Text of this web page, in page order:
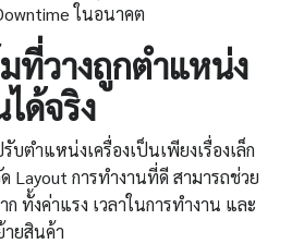
ในอนาคต
ที่วางถูกตำแหน่ง
ด้จริง
บตำแหน่งเครื่องเป็นเพียงเรื่องเล็ก
Layout การทำงานที่ดี สามารถช่วย
ทั้งค่าแรง เวลาในการทำงาน และ
ายสินค้า